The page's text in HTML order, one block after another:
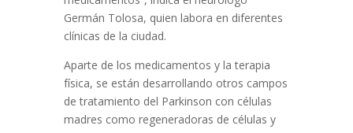
Germán Tolosa, quien labora en diferentes
clínicas de la ciudad.
Aparte de los medicamentos y la terapia
física, se están desarrollando otros campos
de tratamiento del Parkinson con células
madres como regeneradoras de células y